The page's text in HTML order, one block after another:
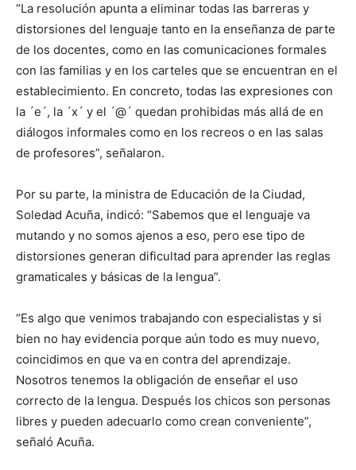
“La resolución apunta a eliminar todas las barreras y
distorsiones del lenguaje tanto en la enseñanza de parte
de los docentes, como en las comunicaciones formales
con las familias y en los carteles que se encuentran en el
establecimiento. En concreto, todas las expresiones con
la ´e´, la ´x´ y el ´@´ quedan prohibidas más allá de en
diálogos informales como en los recreos o en las salas
de profesores”, señalaron.
Por su parte, la ministra de Educación de la Ciudad,
Soledad Acuña, indicó: “Sabemos que el lenguaje va
mutando y no somos ajenos a eso, pero ese tipo de
distorsiones generan dificultad para aprender las reglas
gramaticales y básicas de la lengua”.
“Es algo que venimos trabajando con especialistas y si
bien no hay evidencia porque aún todo es muy nuevo,
coincidimos en que va en contra del aprendizaje.
Nosotros tenemos la obligación de enseñar el uso
correcto de la lengua. Después los chicos son personas
libres y pueden adecuarlo como crean conveniente”,
señaló Acuña.